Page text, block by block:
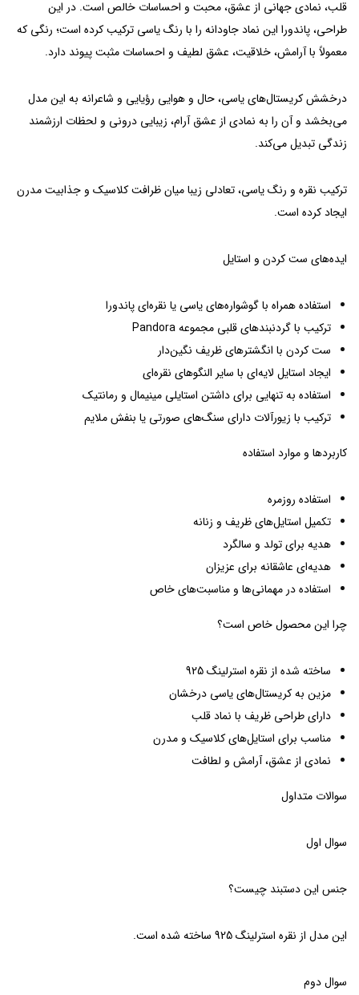
قلب، نمادی جهانی از عشق، محبت و احساسات خالص است. در این
طراحی، پاندورا این نماد جاودانه را با رنگ یاسی ترکیب کرده است؛ رنگی که
معمولاً با آرامش، خلاقیت، عشق لطیف و احساسات مثبت پیوند دارد.
درخشش کریستال‌های یاسی، حال و هوایی رؤیایی و شاعرانه به این مدل
می‌بخشد و آن را به نمادی از عشق آرام، زیبایی درونی و لحظات ارزشمند
زندگی تبدیل می‌کند.
ترکیب نقره و رنگ یاسی، تعادلی زیبا میان ظرافت کلاسیک و جذابیت مدرن
ایجاد کرده است.
ایده‌های ست کردن و استایل
استفاده همراه با گوشواره‌های یاسی یا نقره‌ای پاندورا
ترکیب با گردنبندهای قلبی مجموعه Pandora
ست کردن با انگشترهای ظریف نگین‌دار
ایجاد استایل لایه‌ای با سایر النگوهای نقره‌ای
استفاده به تنهایی برای داشتن استایلی مینیمال و رمانتیک
ترکیب با زیورآلات دارای سنگ‌های صورتی یا بنفش ملایم
کاربردها و موارد استفاده
استفاده روزمره
تکمیل استایل‌های ظریف و زنانه
هدیه برای تولد و سالگرد
هدیه‌ای عاشقانه برای عزیزان
استفاده در مهمانی‌ها و مناسبت‌های خاص
چرا این محصول خاص است؟
ساخته شده از نقره استرلینگ 925
مزین به کریستال‌های یاسی درخشان
دارای طراحی ظریف با نماد قلب
مناسب برای استایل‌های کلاسیک و مدرن
نمادی از عشق، آرامش و لطافت
سوالات متداول
سوال اول
جنس این دستبند چیست؟
این مدل از نقره استرلینگ 925 ساخته شده است.
سوال دوم